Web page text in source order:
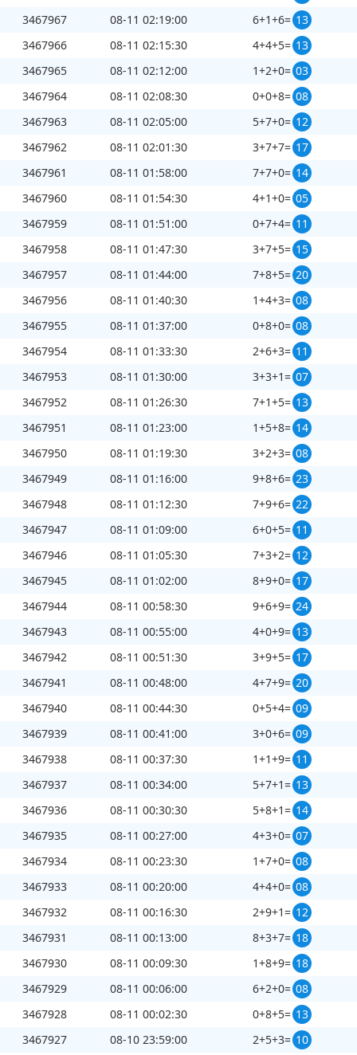
3467967
08-11 02:19:00 6+1+6= 13
3467966
08-11 02:15:30 4+4+5= 13
3467965
08-11 02:12:00 1+2+0= 03
3467964
08-11 02:08:30 0+0+8= 08
3467963
08-11 02:05:00 5+7+0= 12
3467962
08-11 02:01:30 3+7+7= 17
3467961
08-11 01:58:00 7+7+0= 14
3467960
08-11 01:54:30 4+1+0= 05
3467959
08-11 01:51:00 0+7+4= 11
3467958
08-11 01:47:30 3+7+5= 15
3467957
08-11 01:44:00 7+8+5= 20
3467956
08-11 01:40:30 1+4+3= 08
3467955
08-11 01:37:00 0+8+0= 08
3467954
08-11 01:33:30 2+6+3= 11
3467953
08-11 01:30:00 3+3+1= 07
3467952
08-11 01:26:30 7+1+5= 13
3467951
08-11 01:23:00 1+5+8= 14
3467950
08-11 01:19:30 3+2+3= 08
3467949
08-11 01:16:00 9+8+6= 23
3467948
08-11 01:12:30 7+9+6= 22
3467947
08-11 01:09:00 6+0+5= 11
3467946
08-11 01:05:30 7+3+2= 12
3467945
08-11 01:02:00 8+9+0= 17
3467944
08-11 00:58:30 9+6+9= 24
3467943
08-11 00:55:00 4+0+9= 13
3467942
08-11 00:51:30 3+9+5= 17
3467941
08-11 00:48:00 4+7+9= 20
3467940
08-11 00:44:30 0+5+4= 09
3467939
08-11 00:41:00 3+0+6= 09
3467938
08-11 00:37:30 1+1+9= 11
3467937
08-11 00:34:00 5+7+1= 13
3467936
08-11 00:30:30 5+8+1= 14
3467935
08-11 00:27:00 4+3+0= 07
3467934
08-11 00:23:30 1+7+0= 08
3467933
08-11 00:20:00 4+4+0= 08
3467932
08-11 00:16:30 2+9+1= 12
3467931
08-11 00:13:00 8+3+7= 18
3467930
08-11 00:09:30 1+8+9= 18
3467929
08-11 00:06:00 6+2+0= 08
3467928
08-11 00:02:30 0+8+5= 13
3467927
08-10 23:59:00 2+5+3= 10
第3467993开奖结果
+ 2 + =09
截止第 3467994期开奖：149 刷新